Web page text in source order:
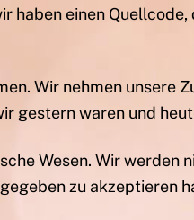
haben einen Quellcode,
Wir nehmen unsere
gestern waren und
Wesen. Wir werden
zu akzeptieren